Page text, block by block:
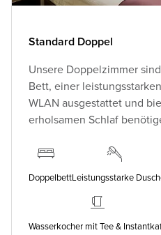
Standard Doppel
Unsere Doppelzimmer
Bett, einer
WLAN ausgestattet und
erholsamen Schlaf
DoppelbettLeistungsstarke
Wasserkocher mit Tee &